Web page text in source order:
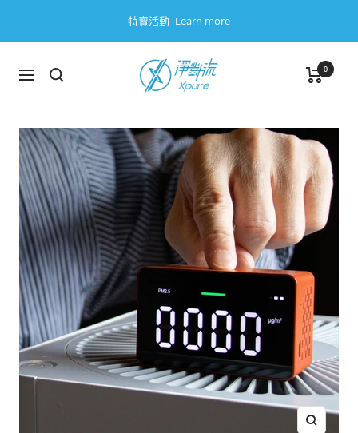
特賣活動 Learn more
導
淨
對
0
放